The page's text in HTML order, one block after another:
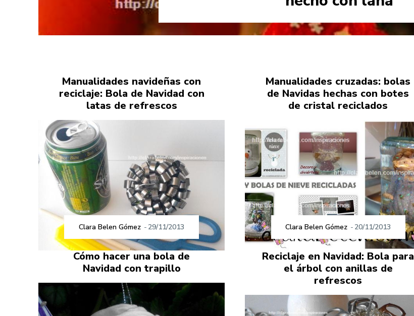
Manualidades navideñas con
reciclaje: Bola de Navidad con
latas de refrescos
Clara Belen Gómez - 29/11/2013
Manualidades cruzadas: bolas
de Navidas hechas con botes
de cristal reciclados
Clara Belen Gómez - 20/11/2013
Cómo hacer una bola de
Navidad con trapillo
Reciclaje en Navidad: Bola para
el árbol con anillas de
refrescos